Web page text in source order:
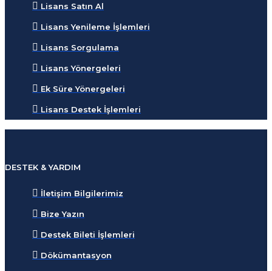
Lisans Satın Al
Lisans Yenileme İşlemleri
Lisans Sorgulama
Lisans Yönergeleri
Ek Süre Yönergeleri
Lisans Destek İşlemleri
DESTEK & YARDIM
İletişim Bilgilerimiz
Bize Yazın
Destek Bileti İşlemleri
Dökümantasyon